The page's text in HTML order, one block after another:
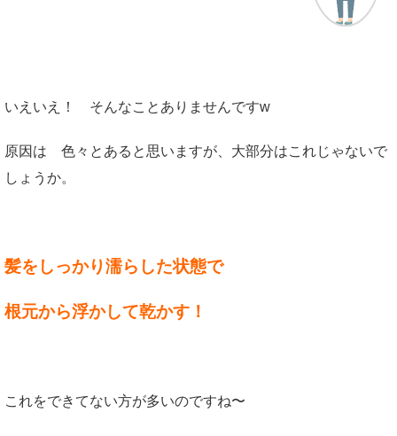
いえいえ！ そんなことありませんですw
原因は 色々とあると思いますが、大部分はこれじゃないで
しょうか。
髪をしっかり濡らした状態で
根元から浮かして乾かす！
これをできてない方が多いのですね〜